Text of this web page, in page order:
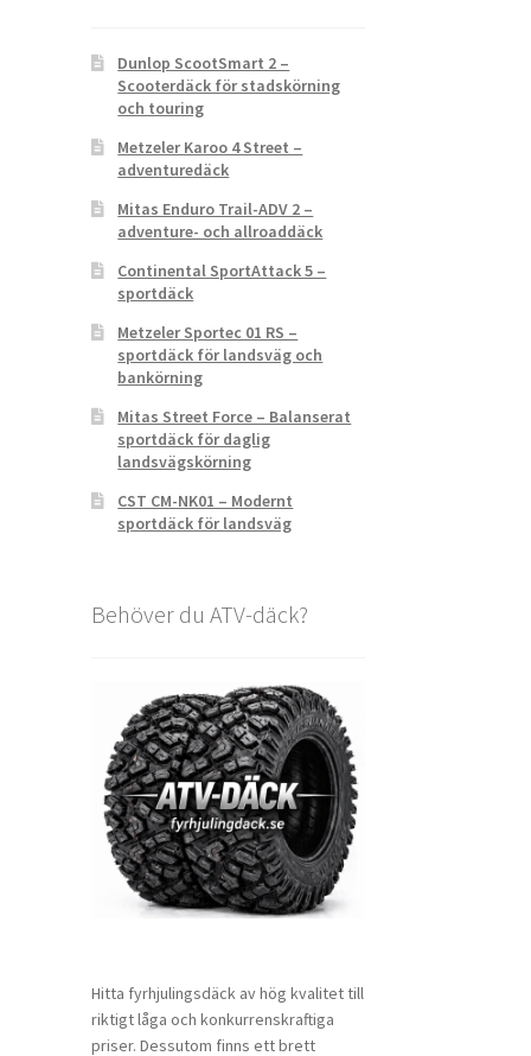
Dunlop ScootSmart 2 –
Scooterdäck för stadskörning
och touring
Metzeler Karoo 4 Street –
adventuredäck
Mitas Enduro Trail-ADV 2 –
adventure- och allroaddäck
Continental SportAttack 5 –
sportdäck
Metzeler Sportec 01 RS –
sportdäck för landsväg och
bankörning
Mitas Street Force – Balanserat
sportdäck för daglig
landsvägskörning
CST CM-NK01 – Modernt
sportdäck för landsväg
Behöver du ATV-däck?
Hitta fyrhjulingsdäck av hög kvalitet till
riktigt låga och konkurrenskraftiga
priser. Dessutom finns ett brett